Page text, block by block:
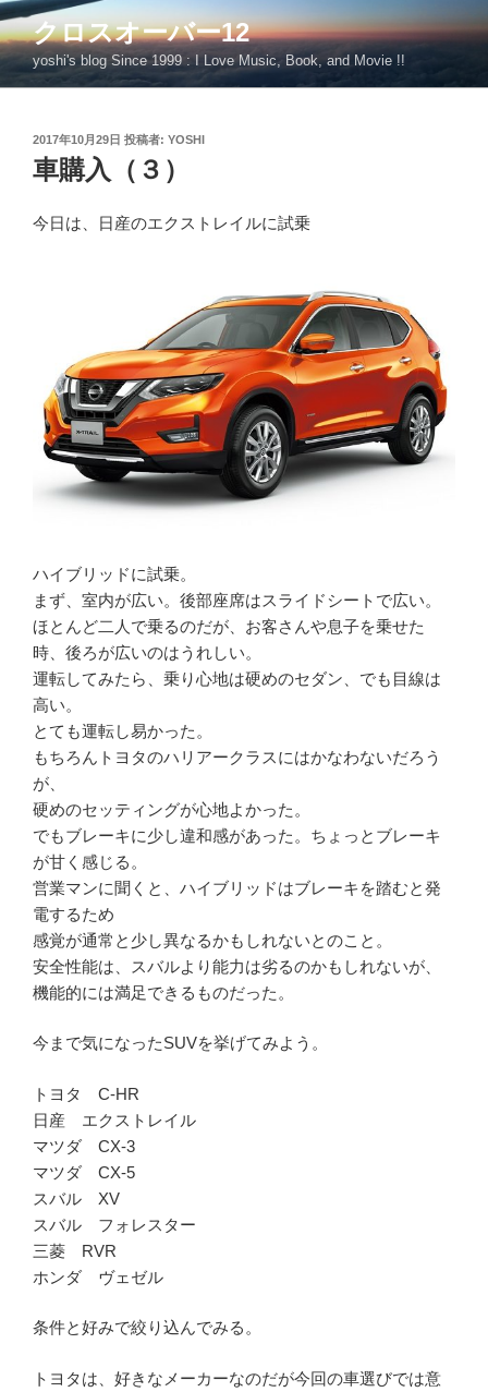
コ
ン
テ
ン
クロスオーバー12
yoshi's blog Since 1999 : I Love Music, Book, and Movie !!
投
稿
日:
2017年10月29日 投稿者: YOSHI
車購入（３）
今日は、日産のエクストレイルに試乗
ハイブリッドに試乗。
まず、室内が広い。後部座席はスライドシートで広い。
ほとんど二人で乗るのだが、お客さんや息子を乗せた
時、後ろが広いのはうれしい。
運転してみたら、乗り心地は硬めのセダン、でも目線は
高い。
とても運転し易かった。
もちろんトヨタのハリアークラスにはかなわないだろう
が、
硬めのセッティングが心地よかった。
でもブレーキに少し違和感があった。ちょっとブレーキ
が甘く感じる。
営業マンに聞くと、ハイブリッドはブレーキを踏むと発
電するため
感覚が通常と少し異なるかもしれないとのこと。
安全性能は、スバルより能力は劣るのかもしれないが、
機能的には満足できるものだった。
今まで気になったSUVを挙げてみよう。
トヨタ C-HR
日産 エクストレイル
マツダ CX-3
マツダ CX-5
スバル XV
スバル フォレスター
三菱 RVR
ホンダ ヴェゼル
条件と好みで絞り込んでみる。
トヨタは、好きなメーカーなのだが今回の車選びでは意